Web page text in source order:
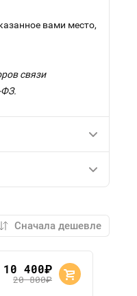
вами место,
связи
ФЗ.
10 400руб.
20 800руб.